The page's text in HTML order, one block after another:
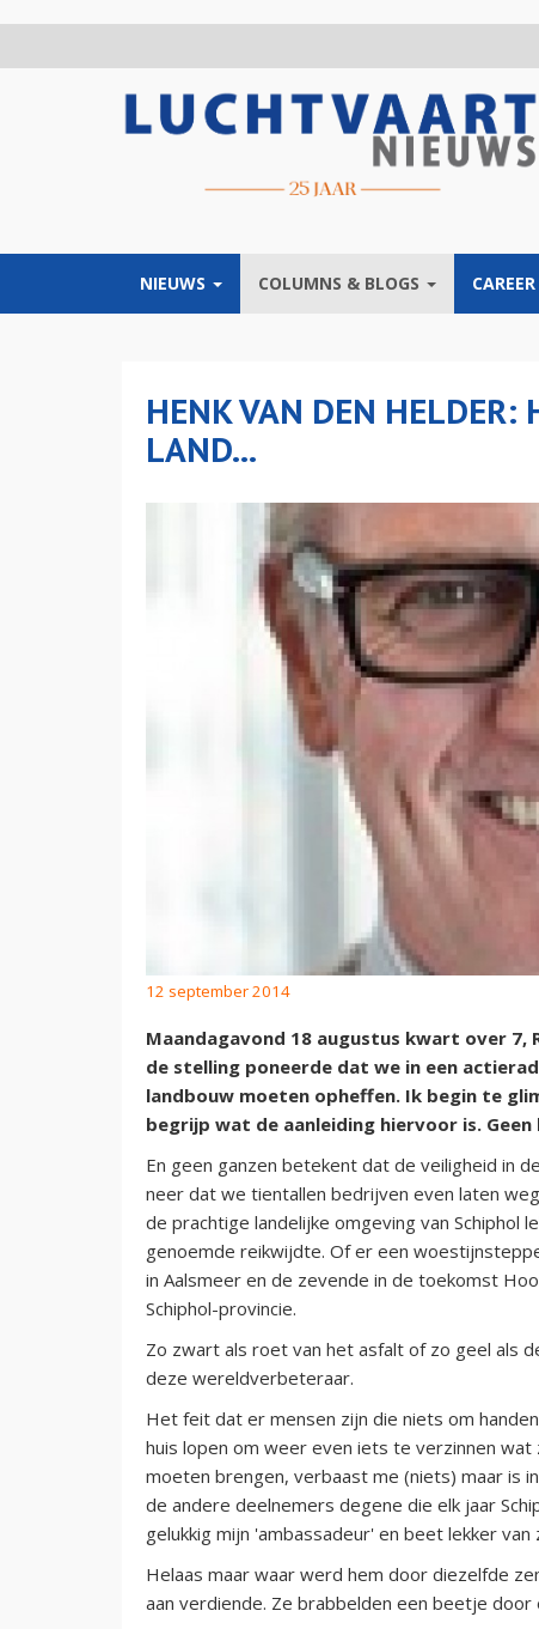
NIEUWS COLUMNS & BLOGS
HENK VAN DEN HELDER:
LAND...
12 september 2014
Maandagavond 18 augustus kwart over 7,
de stelling poneerde dat we in een
landbouw moeten opheffen. Ik begin te
begrijp wat de aanleiding hiervoor is.
En geen ganzen betekent dat de veiligheid in
neer dat we tientallen bedrijven even laten
de prachtige landelijke omgeving van
genoemde reikwijdte. Of er een
in Aalsmeer en de zevende in de toekomst
Schiphol-provincie.
Zo zwart als roet van het asfalt of zo geel als
deze wereldverbeteraar.
Het feit dat er mensen zijn die niets om
huis lopen om weer even iets te verzinnen
moeten brengen, verbaast me (niets) maar is
de andere deelnemers degene die elk jaar
gelukkig mijn 'ambassadeur' en beet lekker van
Helaas maar waar werd hem door diezelfde
aan verdiende. Ze brabbelden een beetje door